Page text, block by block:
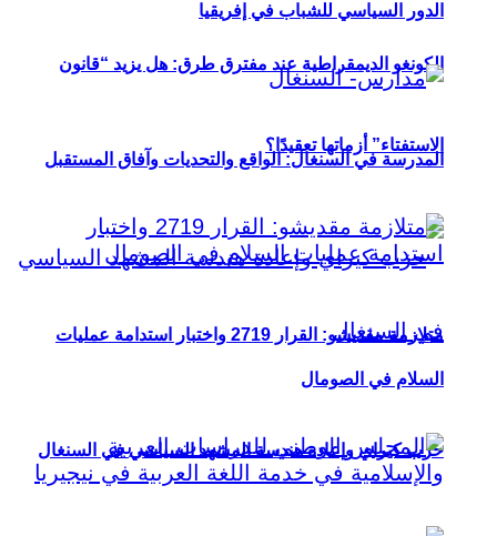
الكونغو الديمقراطية عند مفترق طرق: هل يزيد “قانون
الاستفتاء” أزماتها تعقيدًا؟
حزب كيراي وإعادة هندسة المشهد السياسي في السنغال
الدور السياسي للشباب في إفريقيا
المدرسة في السنغال: الواقع والتحديات وآفاق المستقبل
متلازمة مقديشو: القرار 2719 واختبار استدامة عمليات
السلام في الصومال